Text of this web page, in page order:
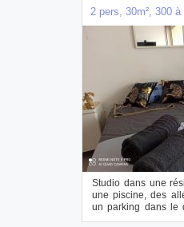
2 pers, 30m², 300 à
Studio dans une
une piscine, des
un parking dans le
cap...